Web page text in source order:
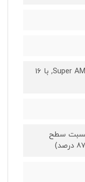
صفحه نمایش لمسی خازنی Super AMOLED, با 16
مربع (نسبت سطح